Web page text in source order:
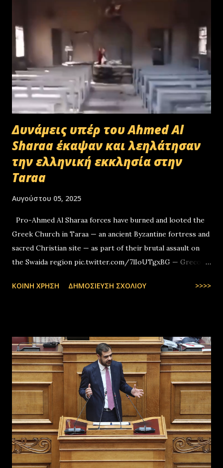
Δυνάμεις υπέρ του Ahmed Al
Sharaa έκαψαν και λεηλάτησαν
την ελληνική εκκλησία στην
Taraa
Αυγούστου 05, 2025
Pro-Ahmed Al Sharaa forces have burned and looted the
Greek Church in Taraa — an ancient Byzantine fortress and
sacred Christian site — as part of their brutal assault on
the Swaida region pic.twitter.com/7lIoUTgxBG — Greco-
ΚΟΙΝΉ ΧΡΉΣΗ ΔΗΜΟΣΊΕΥΣΗ ΣΧΟΛΊΟΥ >>>>